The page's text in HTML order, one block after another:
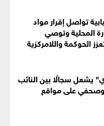
تواصل إقرار مواد
المحلية وتوصي
الحوكمة واللامركزية
يشعل سجالًا بين النائب
على مواقع